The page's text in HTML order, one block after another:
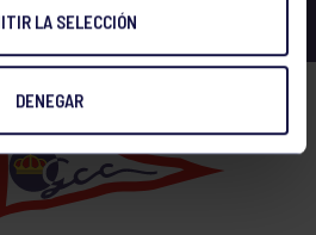
LA SELECCIÓN
DENEGAR